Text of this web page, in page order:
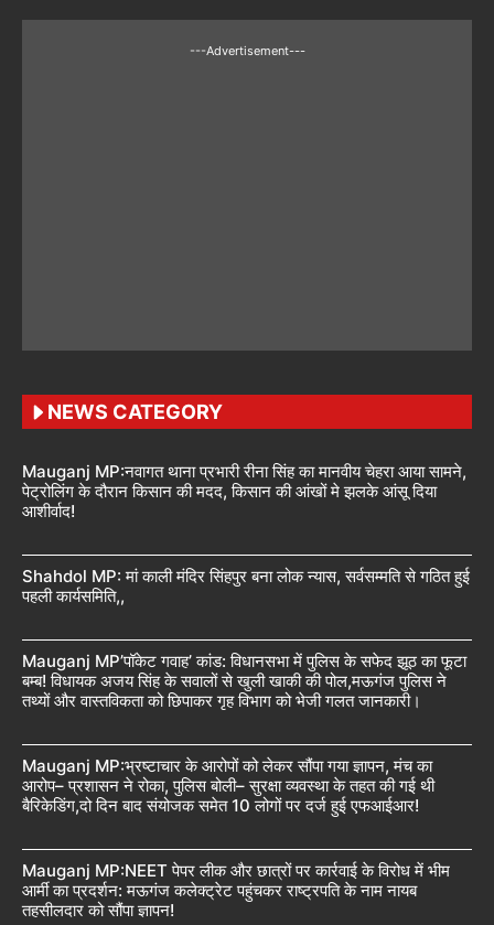
---Advertisement---
NEWS CATEGORY
Mauganj MP:नवागत थाना प्रभारी रीना सिंह का मानवीय चेहरा आया सामने,
पेट्रोलिंग के दौरान किसान की मदद, किसान की आंखों मे झलके आंसू दिया
आशीर्वाद!
Shahdol MP: मां काली मंदिर सिंहपुर बना लोक न्यास, सर्वसम्मति से गठित हुई
पहली कार्यसमिति,,
Mauganj MP’पॉकेट गवाह’ कांड: विधानसभा में पुलिस के सफेद झूठ का फूटा
बम्ब! विधायक अजय सिंह के सवालों से खुली खाकी की पोल,मऊगंज पुलिस ने
तथ्यों और वास्तविकता को छिपाकर गृह विभाग को भेजी गलत जानकारी।
Mauganj MP:भ्रष्टाचार के आरोपों को लेकर सौंपा गया ज्ञापन, मंच का
आरोप– प्रशासन ने रोका, पुलिस बोली– सुरक्षा व्यवस्था के तहत की गई थी
बैरिकेडिंग,दो दिन बाद संयोजक समेत 10 लोगों पर दर्ज हुई एफआईआर!
Mauganj MP:NEET पेपर लीक और छात्रों पर कार्रवाई के विरोध में भीम
आर्मी का प्रदर्शन: मऊगंज कलेक्ट्रेट पहुंचकर राष्ट्रपति के नाम नायब
तहसीलदार को सौंपा ज्ञापन!